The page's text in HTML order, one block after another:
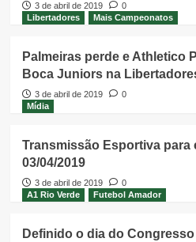
3 de abril de 2019
0
Libertadores
Mais Campeonatos
Palmeiras perde e Athletico
Boca Juniors na
3 de abril de 2019
0
Mídia
Transmissão Esportiva para
03/04/2019
3 de abril de 2019
0
A1 Rio Verde
Futebol Amador
Definido o dia do